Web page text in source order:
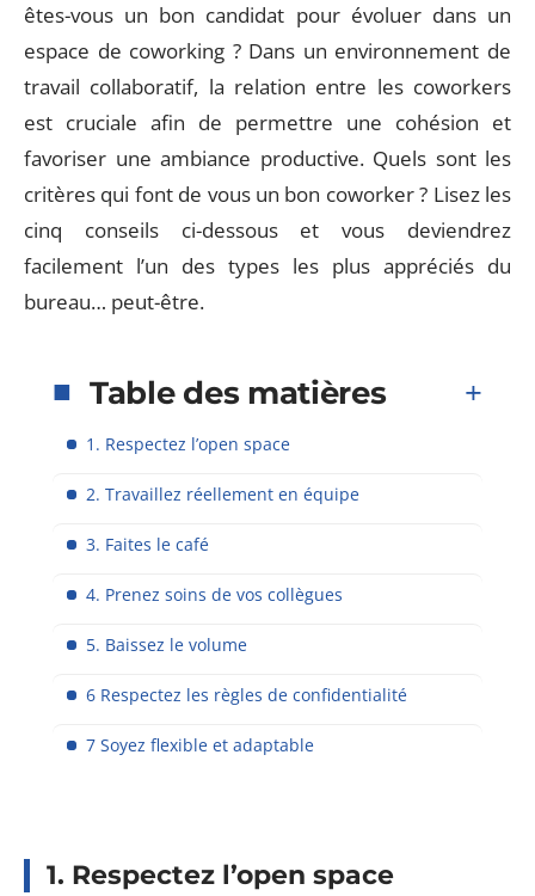
êtes-vous un bon candidat pour évoluer dans un
espace de coworking ? Dans un environnement de
travail collaboratif, la relation entre les coworkers
est cruciale afin de permettre une cohésion et
favoriser une ambiance productive. Quels sont les
critères qui font de vous un bon coworker ? Lisez les
cinq conseils ci-dessous et vous deviendrez
facilement l’un des types les plus appréciés du
bureau… peut-être.
Table des matières
1. Respectez l’open space
2. Travaillez réellement en équipe
3. Faites le café
4. Prenez soins de vos collègues
5. Baissez le volume
6 Respectez les règles de confidentialité
7 Soyez flexible et adaptable
1. Respectez l’open space